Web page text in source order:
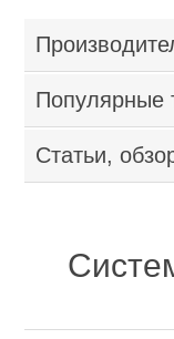
Популярные
Статьи,